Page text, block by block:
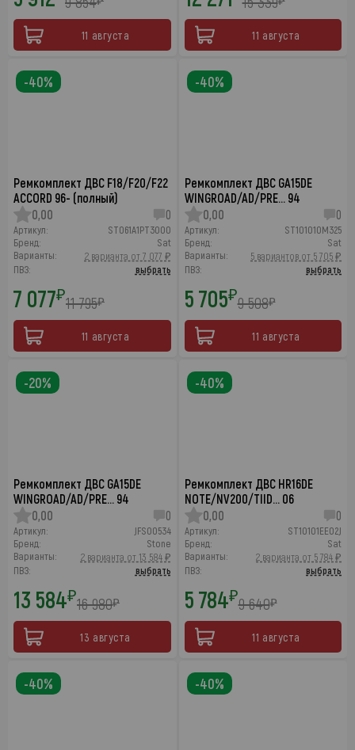
11 августа 11 августа
Ремкомплект ДВС F18/F20/F22
ACCORD 96- (полный)
0,00
0
Артикул:
ST061A1PT3000
Бренд:
Sat
Варианты:
2 варианта от 7 077 ₽
ПВЗ:
выбрать
7 077₽11 795₽
11 августа
-40%
Ремкомплект ДВС GA15DE
WINGROAD/AD/PRE… 94
0,00
0
Артикул:
ST101010M325
Бренд:
Sat
Варианты:
5 вариантов от 5 705 ₽
ПВЗ:
выбрать
5 705₽9 508₽
11 августа
-40%
Ремкомплект ДВС GA15DE
WINGROAD/AD/PRE… 94
0,00
0
Артикул:
JFS00534
Бренд:
Stone
Варианты:
2 варианта от 13 584 ₽
ПВЗ:
выбрать
13 584₽16 980₽
13 августа
-20%
Ремкомплект ДВС HR16DE
NOTE/NV200/TIID… 06
0,00
0
Артикул:
ST10101EE02J
Бренд:
Sat
Варианты:
2 варианта от 5 784 ₽
ПВЗ:
выбрать
5 784₽9 640₽
11 августа
-40%
-40% -40%